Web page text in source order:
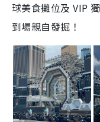
球美食攤位及 VIP
到場親自發掘！